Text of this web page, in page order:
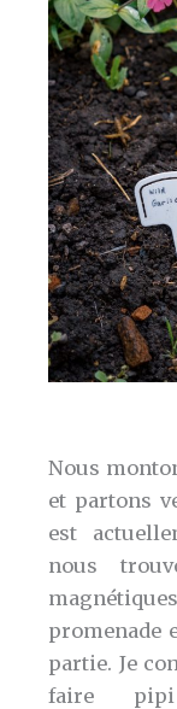
Nous
et partons
est
nous
promenade
partie. Je
faire